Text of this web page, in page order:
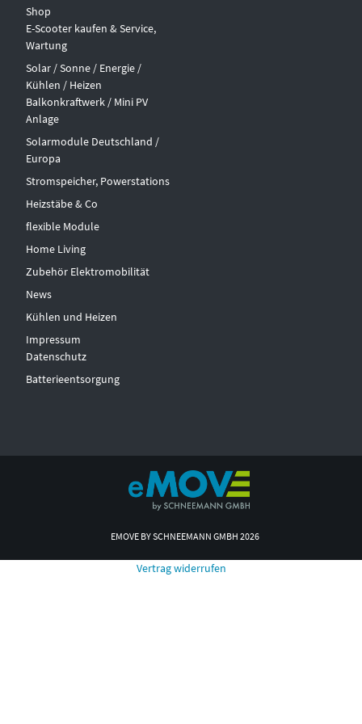
Shop
E-Scooter kaufen & Service,
Wartung
Solar / Sonne / Energie /
Kühlen / Heizen
Balkonkraftwerk / Mini PV
Anlage
Solarmodule Deutschland /
Europa
Stromspeicher, Powerstations
Heizstäbe & Co
flexible Module
Home Living
Zubehör Elektromobilität
News
Kühlen und Heizen
Impressum
Datenschutz
Batterieentsorgung
EMOVE BY SCHNEEMANN GMBH 2026
Vertrag widerrufen